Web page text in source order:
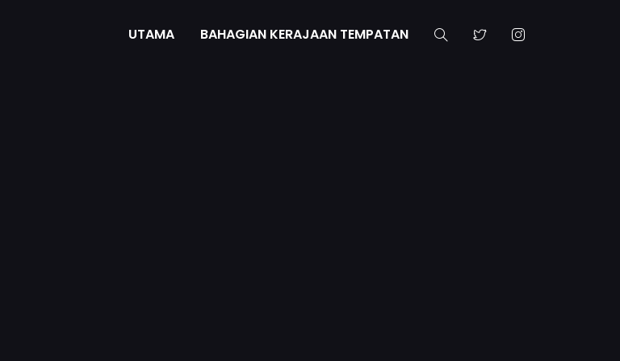
UTAMA BAHAGIAN KERAJAAN TEMPATAN